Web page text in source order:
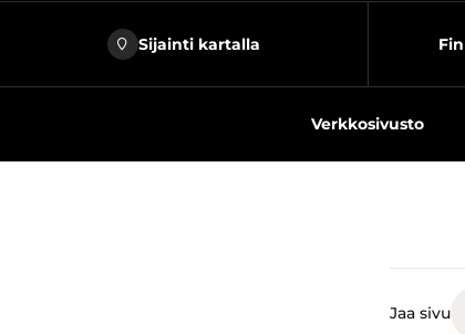
Sijainti kartalla
Verkkosivusto
Jaa sivu